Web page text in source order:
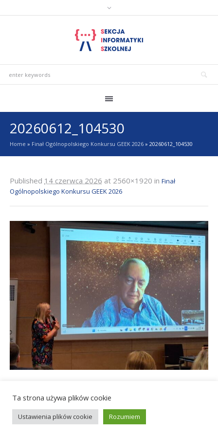
20260612_104530
Home » Finał Ogólnopolskiego Konkursu GEEK 2026 » 20260612_104530
Published 14 czerwca 2026 at 2560×1920 in Finał
Ogólnopolskiego Konkursu GEEK 2026
Ta strona używa plików cookie
Ustawienia plików cookie Rozumiem